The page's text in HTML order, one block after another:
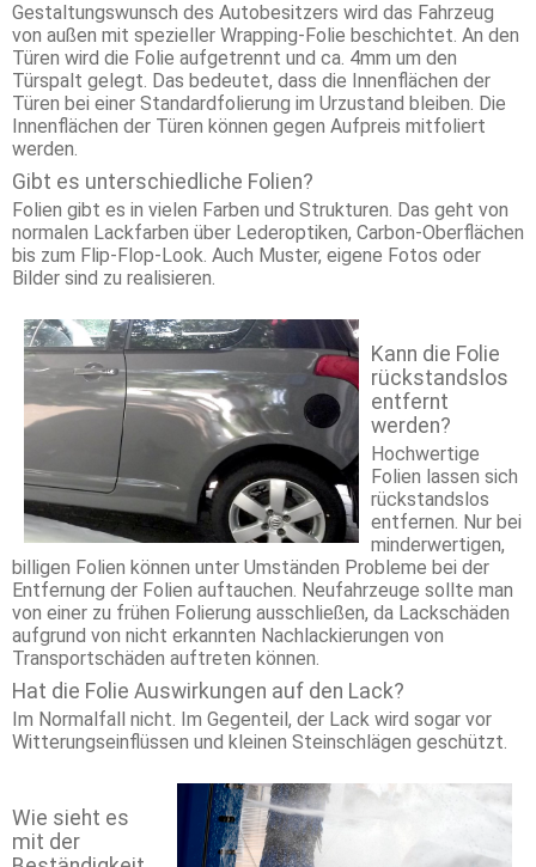
Gestaltungswunsch des Autobesitzers wird das Fahrzeug
von außen mit spezieller Wrapping-Folie beschichtet. An den
Türen wird die Folie aufgetrennt und ca. 4mm um den
Türspalt gelegt. Das bedeutet, dass die Innenflächen der
Türen bei einer Standardfolierung im Urzustand bleiben. Die
Innenflächen der Türen können gegen Aufpreis mitfoliert
werden.
Gibt es unterschiedliche Folien?
Folien gibt es in vielen Farben und Strukturen. Das geht von
normalen Lackfarben über Lederoptiken, Carbon-Oberflächen
bis zum Flip-Flop-Look. Auch Muster, eigene Fotos oder
Bilder sind zu realisieren.
Kann die Folie
rückstandslos
entfernt
werden?
Hochwertige
Folien lassen sich
rückstandslos
entfernen. Nur bei
minderwertigen,
billigen Folien können unter Umständen Probleme bei der
Entfernung der Folien auftauchen. Neufahrzeuge sollte man
von einer zu frühen Folierung ausschließen, da Lackschäden
aufgrund von nicht erkannten Nachlackierungen von
Transportschäden auftreten können.
Hat die Folie Auswirkungen auf den Lack?
Im Normalfall nicht. Im Gegenteil, der Lack wird sogar vor
Witterungseinflüssen und kleinen Steinschlägen geschützt.
Wie sieht es
mit der